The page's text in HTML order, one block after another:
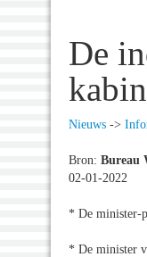
De
Nieuws ->
Bron: Bureau
02-01-2022
* De minister-
* De minister